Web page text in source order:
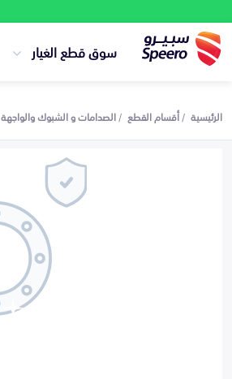
سوق قطع الغيار
الرئيسية أقسام القطع الصدامات و الشبوك والواجهة